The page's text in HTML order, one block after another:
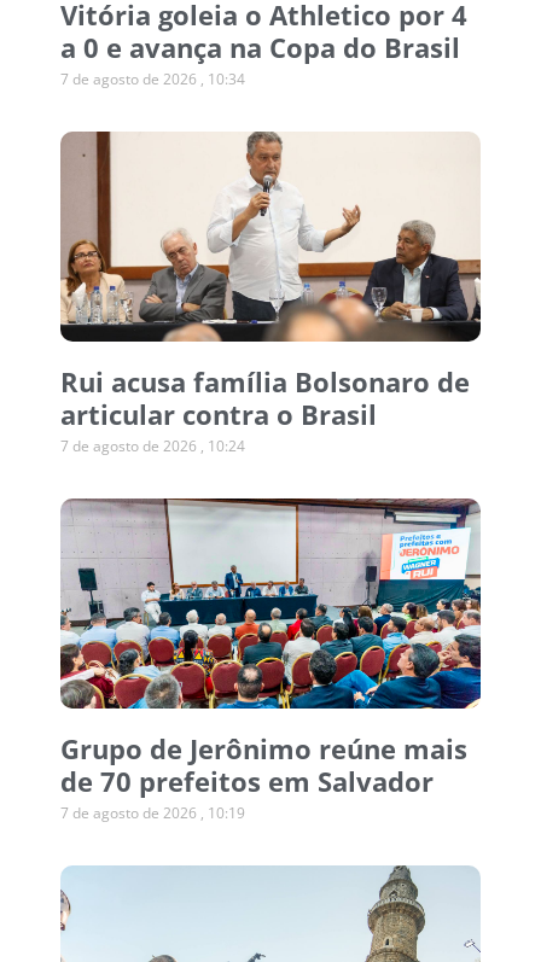
Vitória goleia o Athletico por 4
a 0 e avança na Copa do Brasil
7 de agosto de 2026 10:34
Rui acusa família Bolsonaro de
articular contra o Brasil
7 de agosto de 2026 10:24
Grupo de Jerônimo reúne mais
de 70 prefeitos em Salvador
7 de agosto de 2026 10:19